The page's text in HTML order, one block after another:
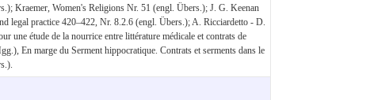
Kraemer, Women's Religions Nr. 51 (engl. Übers.); J. G. Keenan
legal practice 420–422, Nr. 8.2.6 (engl. Übers.); A. Ricciardetto - D.
une étude de la nourrice entre littérature médicale et contrats de
En marge du Serment hippocratique. Contrats et serments dans le